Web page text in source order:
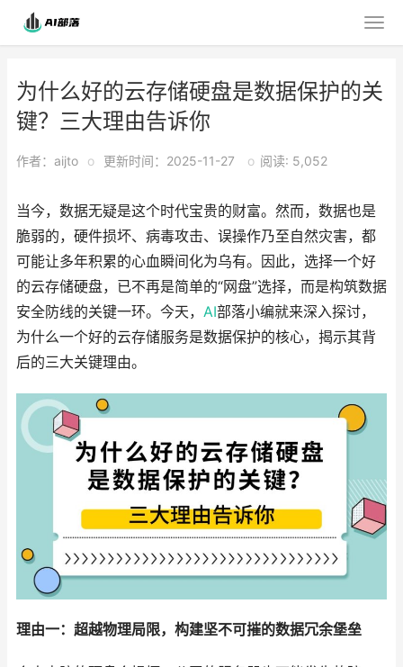
为什么好的云存储硬盘是数据保护的关
键？三大理由告诉你
作者：aijto o 更新时间：2025-11-27 o 阅读: 5,052
当今，数据无疑是这个时代宝贵的财富。然而，数据也是
脆弱的，硬件损坏、病毒攻击、误操作乃至自然灾害，都
可能让多年积累的心血瞬间化为乌有。因此，选择一个好
的云存储硬盘，已不再是简单的“网盘”选择，而是构筑数据
安全防线的关键一环。今天， AI部落小编就来深入探讨，
为什么一个好的云存储服务是数据保护的核心，揭示其背
后的三大关键理由。
理由一：超越物理局限，构建坚不可摧的数据冗余堡垒